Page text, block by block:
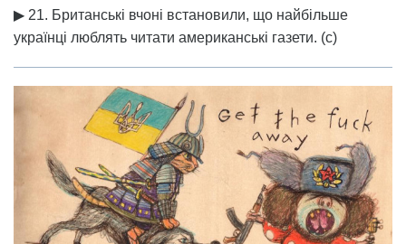
▶ 21. Британські вчоні встановили, що найбільше
українці люблять читати американські газети. (с)